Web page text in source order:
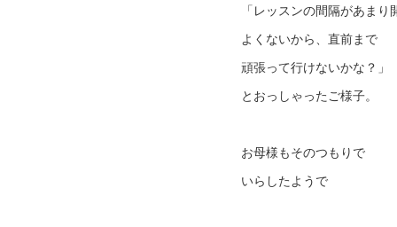
「レッスンの間隔があまり
よくないから、直前まで
頑張って行けないかな？」
とおっしゃったご様子。
お母様もそのつもりで
いらしたようで